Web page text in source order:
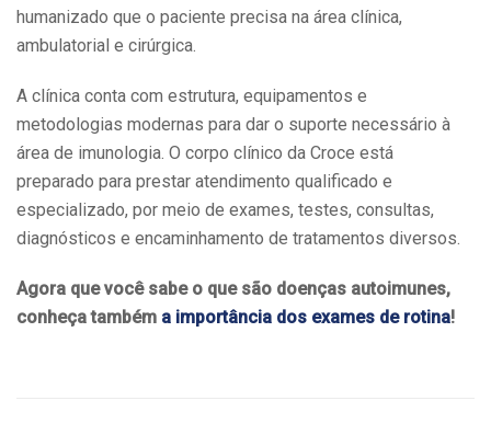
humanizado que o paciente precisa na área clínica,
ambulatorial e cirúrgica.
A clínica conta com estrutura, equipamentos e
metodologias modernas para dar o suporte necessário à
área de imunologia. O corpo clínico da Croce está
preparado para prestar atendimento qualificado e
especializado, por meio de exames, testes, consultas,
diagnósticos e encaminhamento de tratamentos diversos.
Agora que você sabe o que são doenças autoimunes,
conheça também a importância dos exames de rotina!